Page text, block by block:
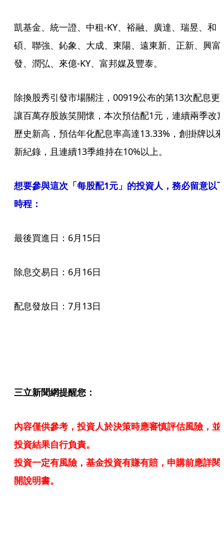
凱基金、統一證、中租-KY、裕融、廣達、瑞昱、和
碩、聯強、鈊象、大成、東陽、遠東新、正新、興富
發、潤弘、來億-KY、富邦媒及豐泰。
除換股秀引發市場關注，00919公布的第13次配息更
讓百萬存股族笑開懷，本次預估配1元，連續兩季改
歷史新高，預估年化配息率高達13.33%，創掛牌以來
新紀錄，且連續13季維持在10%以上。
想要參與這次「每股配1元」的投資人，務必留意以
時程：
最後買進日：6月15日
除息交易日：6月16日
配息發放日：7月13日
三立新聞網提醒您：
內容僅供參考，投資人於決策時應審慎評估風險，並
投資結果自行負責。
投資一定有風險，基金投資有賺有賠，申購前應詳閱
開說明書。